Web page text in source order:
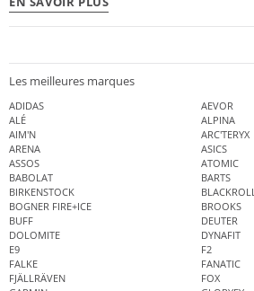
Les meilleures marques
ADIDAS
AEVOR
ALÉ
ALPINA
AIM'N
ARC'TERYX
ARENA
ASICS
ASSOS
ATOMIC
BABOLAT
BARTS
BIRKENSTOCK
BLACKROLL
BOGNER FIRE+ICE
BROOKS
BUFF
DEUTER
DOLOMITE
DYNAFIT
E9
F2
FALKE
FANATIC
FJÄLLRÄVEN
FOX